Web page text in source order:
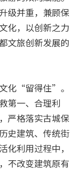
级并重，兼顾保
化，以创新之力
文旅创新发展的
化“留得住”。
第一、合理利
严格落实古城保
史建筑、传统街
化利用过程中，
不改变建筑原有